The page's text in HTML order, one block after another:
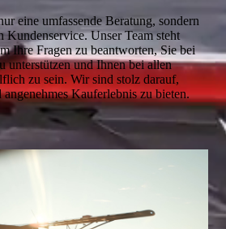
eine umfassende Beratung, sondern
Kundenservice. Unser Team steht
Ihre Fragen zu beantworten, Sie bei
unterstützen und Ihnen bei allen
zu sein. Wir sind stolz darauf,
Kauferlebnis zu bieten.